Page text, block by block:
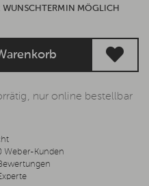
WUNSCHTERMIN MÖGLICH
nur online bestellbar
Weber-Kunden